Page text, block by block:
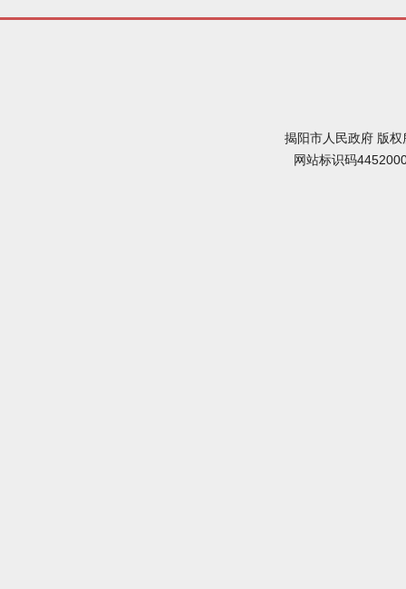
揭阳市人民政府 版
网站标识码